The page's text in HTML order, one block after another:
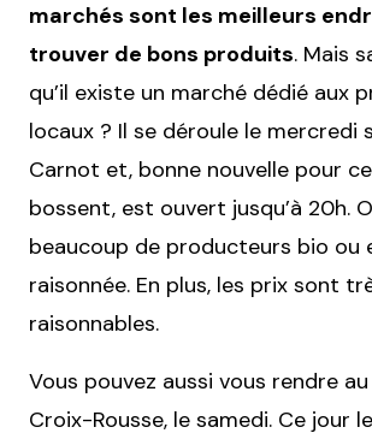
marchés sont les meilleurs
trouver de bons produits. Mais
qu’il existe un marché dédié aux
locaux ? Il se déroule le mercredi
Carnot et, bonne nouvelle pour
bossent, est ouvert jusqu’à 20h.
beaucoup de producteurs bio ou
raisonnée. En plus, les prix sont
raisonnables.
Vous pouvez aussi vous rendre
Croix-Rousse, le samedi. Ce jour